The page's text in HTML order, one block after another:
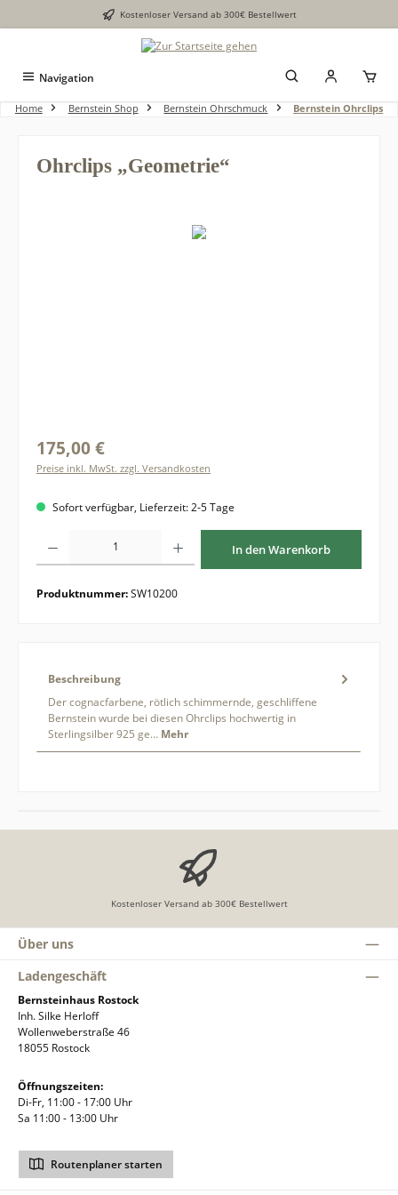
Kostenloser Versand ab 300€ Bestellwert
Navigation
Home Bernstein Shop Bernstein Ohrschmuck Bernstein Ohrclips
Ohrclips „Geometrie“
175,00 €
Preise inkl. MwSt. zzgl. Versandkosten
Sofort verfügbar, Lieferzeit: 2-5 Tage
In den Warenkorb
Produktnummer:SW10200
Beschreibung
Der cognacfarbene, rötlich schimmernde, geschliffene
Bernstein wurde bei diesen Ohrclips hochwertig in
Sterlingsilber 925 ge… Mehr
Kostenloser Versand ab 300€ Bestellwert
Über uns
Ladengeschäft
Bernsteinhaus Rostock
Inh. Silke Herloff
Wollenweberstraße 46
18055 Rostock
Öffnungszeiten:
Di-Fr, 11:00 - 17:00 Uhr
Sa 11:00 - 13:00 Uhr
Routenplaner starten